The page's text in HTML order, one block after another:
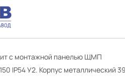
с монтажной панелью ЩМП
IP54 У2. Корпус металлический